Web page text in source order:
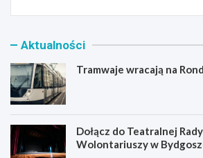
Aktualności
Tramwaje wracają na
Dołącz do Teatralnej
Wolontariuszy w